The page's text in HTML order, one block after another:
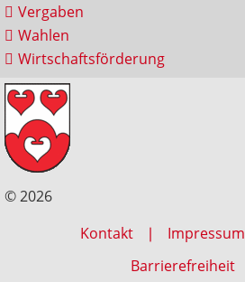
Vergaben
Wahlen
Wirtschaftsförderung
© 2026
Kontakt
Impressum
Barrierefreiheit